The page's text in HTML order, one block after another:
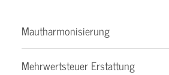
Mautharmonisierung
Mehrwertsteuer Erstattung